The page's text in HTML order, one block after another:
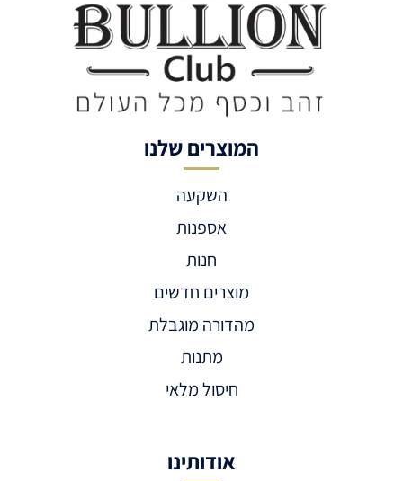
המוצרים שלנו
השקעה
אספנות
חנות
מוצרים חדשים
מהדורה מוגבלת
מתנות
חיסול מלאי
אודותינו